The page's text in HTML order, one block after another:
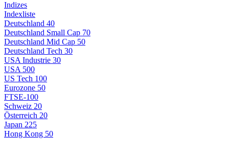
Indizes
Indexliste
Deutschland 40
Deutschland Small Cap 70
Deutschland Mid Cap 50
Deutschland Tech 30
USA Industrie 30
USA 500
US Tech 100
Eurozone 50
FTSE-100
Schweiz 20
Österreich 20
Japan 225
Hong Kong 50